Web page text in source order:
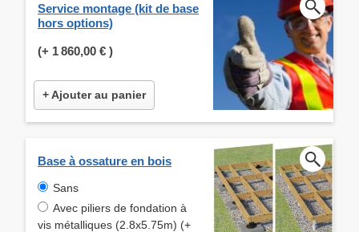
Service montage (kit de base
hors options)
(+ 1 860,00 € )
+ Ajouter au panier
Base à ossature en bois
Sans
Avec piliers de fondation à
vis métalliques (2.8x5.75m) (+